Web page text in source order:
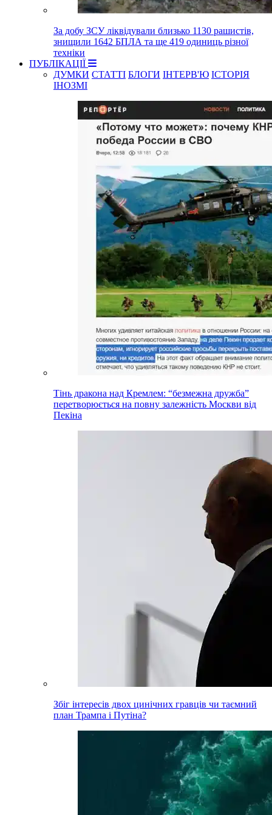
За добу ЗСУ ліквідували близько 1130 рашистів,
знищили 1642 БПЛА та ще 419 одиниць різної
техніки
ПУБЛІКАЦІЇ
ДУМКИ СТАТТІ БЛОГИ ІНТЕРВ'Ю ІСТОРІЯ
ІНОЗМІ
Тінь дракона над Кремлем: “безмежна дружба”
перетворюється на повну залежність Москви від
Пекіна
Збіг інтересів двох цинічних гравців чи таємний
план Трампа і Путіна?